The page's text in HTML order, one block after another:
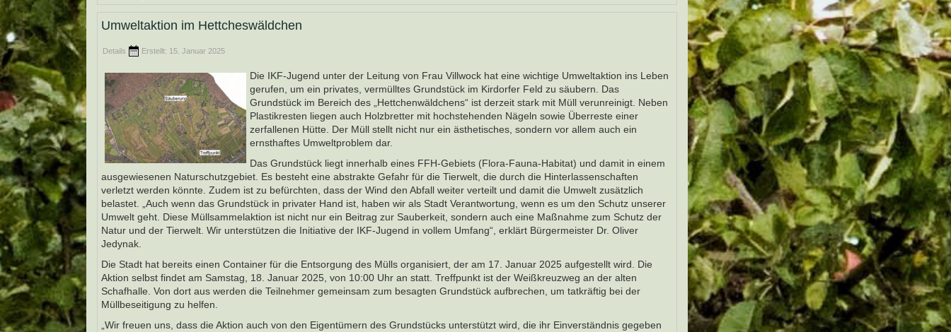
Umweltaktion im Hettcheswäldchen
Details Erstellt: 15. Januar 2025
Die IKF-Jugend unter der Leitung von Frau Villwock hat eine wichtige Umweltaktion ins Leben
gerufen, um ein privates, vermülltes Grundstück im Kirdorfer Feld zu säubern. Das
Grundstück im Bereich des „Hettchenwäldchens“ ist derzeit stark mit Müll verunreinigt. Neben
Plastikresten liegen auch Holzbretter mit hochstehenden Nägeln sowie Überreste einer
zerfallenen Hütte. Der Müll stellt nicht nur ein ästhetisches, sondern vor allem auch ein
ernsthaftes Umweltproblem dar.
Das Grundstück liegt innerhalb eines FFH-Gebiets (Flora-Fauna-Habitat) und damit in einem
ausgewiesenen Naturschutzgebiet. Es besteht eine abstrakte Gefahr für die Tierwelt, die durch die Hinterlassenschaften
verletzt werden könnte. Zudem ist zu befürchten, dass der Wind den Abfall weiter verteilt und damit die Umwelt zusätzlich
belastet. „Auch wenn das Grundstück in privater Hand ist, haben wir als Stadt Verantwortung, wenn es um den Schutz unserer
Umwelt geht. Diese Müllsammelaktion ist nicht nur ein Beitrag zur Sauberkeit, sondern auch eine Maßnahme zum Schutz der
Natur und der Tierwelt. Wir unterstützen die Initiative der IKF-Jugend in vollem Umfang“, erklärt Bürgermeister Dr. Oliver
Jedynak.
Die Stadt hat bereits einen Container für die Entsorgung des Mülls organisiert, der am 17. Januar 2025 aufgestellt wird. Die
Aktion selbst findet am Samstag, 18. Januar 2025, von 10:00 Uhr an statt. Treffpunkt ist der Weißkreuzweg an der alten
Schafhalle. Von dort aus werden die Teilnehmer gemeinsam zum besagten Grundstück aufbrechen, um tatkräftig bei der
Müllbeseitigung zu helfen.
„Wir freuen uns, dass die Aktion auch von den Eigentümern des Grundstücks unterstützt wird, die ihr Einverständnis gegeben